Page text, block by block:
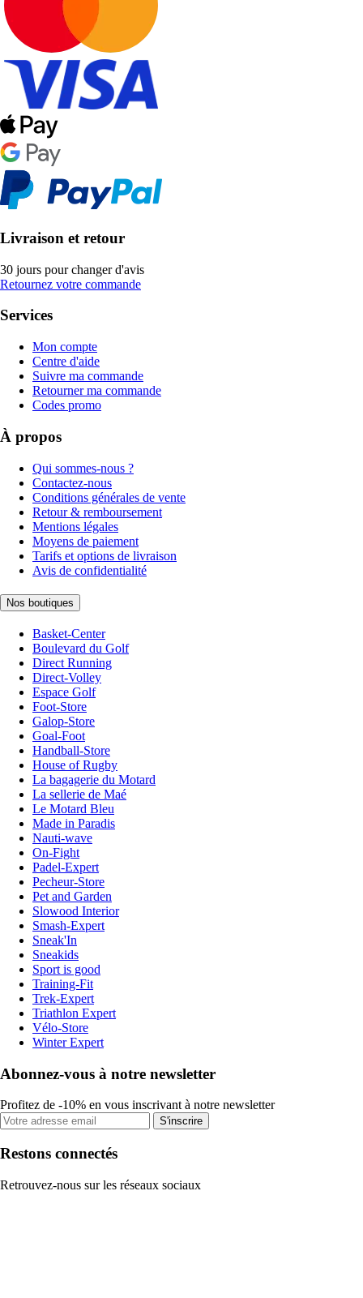
Livraison et retour
30 jours pour changer d'avis
Retournez votre commande
Services
Mon compte
Centre d'aide
Suivre ma commande
Retourner ma commande
Codes promo
À propos
Qui sommes-nous ?
Contactez-nous
Conditions générales de vente
Retour & remboursement
Mentions légales
Moyens de paiement
Tarifs et options de livraison
Avis de confidentialité
Nos boutiques
Basket-Center
Boulevard du Golf
Direct Running
Direct-Volley
Espace Golf
Foot-Store
Galop-Store
Goal-Foot
Handball-Store
House of Rugby
La bagagerie du Motard
La sellerie de Maé
Le Motard Bleu
Made in Paradis
Nauti-wave
On-Fight
Padel-Expert
Pecheur-Store
Pet and Garden
Slowood Interior
Smash-Expert
Sneak'In
Sneakids
Sport is good
Training-Fit
Trek-Expert
Triathlon Expert
Vélo-Store
Winter Expert
Abonnez-vous à notre newsletter
Profitez de -10% en vous inscrivant à notre newsletter
S'inscrire
Restons connectés
Retrouvez-nous sur les réseaux sociaux